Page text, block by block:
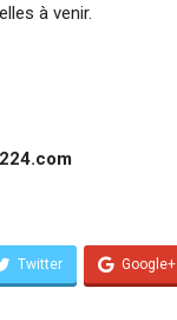
à venir.
Twitter Google+